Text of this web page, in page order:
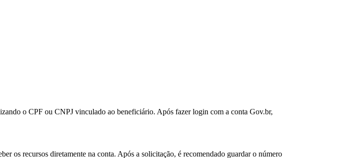
o CPF ou CNPJ vinculado ao beneficiário. Após fazer login com a conta Gov.br,
os recursos diretamente na conta. Após a solicitação, é recomendado guardar o número